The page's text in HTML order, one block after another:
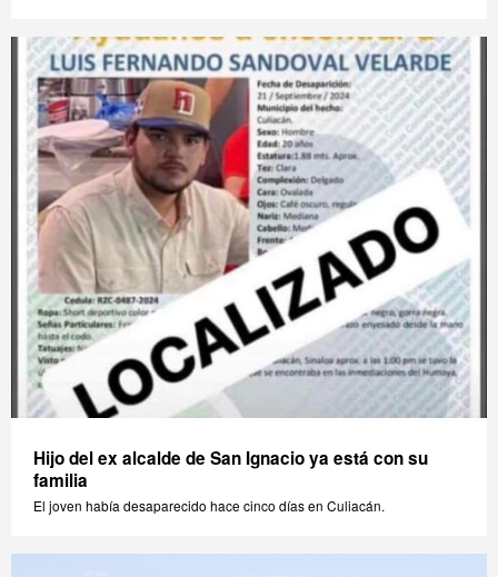
Hijo del ex alcalde de San Ignacio ya está con su
familia
El joven había desaparecido hace cinco días en Culiacán.